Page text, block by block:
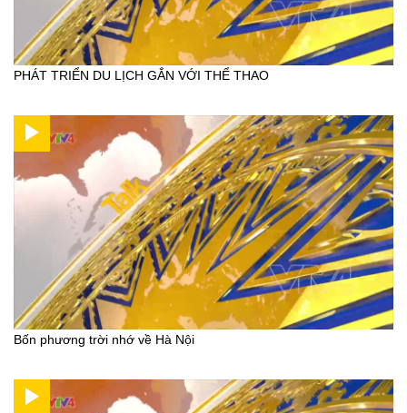
PHÁT TRIỂN DU LỊCH GẮN VỚI THỂ THAO
Bốn phương trời nhớ về Hà Nội